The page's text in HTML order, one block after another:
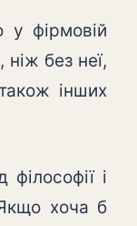
фірмовій
без неї,
інших
і
хоча б